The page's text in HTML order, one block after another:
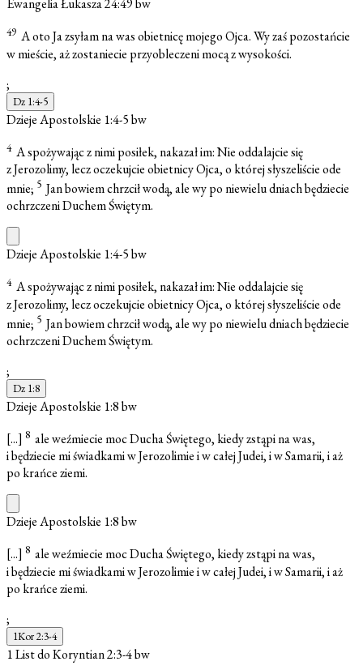
Ewangelia Łukasza 24:49bw
49 A oto Ja zsyłam na was obietnicę mojego Ojca. Wy zaś pozostańcie
w mieście, aż zostaniecie przyobleczeni mocą z wysokości.
;
Dz 1:4-5
Dzieje Apostolskie 1:4-5bw
4 A spożywając z nimi posiłek, nakazał im: Nie oddalajcie się
z Jerozolimy, lecz oczekujcie obietnicy Ojca, o której słyszeliście ode
mnie; 5 Jan bowiem chrzcił wodą, ale wy po niewielu dniach będziecie
ochrzczeni Duchem Świętym.
Dzieje Apostolskie 1:4-5bw
4 A spożywając z nimi posiłek, nakazał im: Nie oddalajcie się
z Jerozolimy, lecz oczekujcie obietnicy Ojca, o której słyszeliście ode
mnie; 5 Jan bowiem chrzcił wodą, ale wy po niewielu dniach będziecie
ochrzczeni Duchem Świętym.
;
Dz 1:8
Dzieje Apostolskie 1:8bw
[...] 8 ale weźmiecie moc Ducha Świętego, kiedy zstąpi na was,
i będziecie mi świadkami w Jerozolimie i w całej Judei, i w Samarii, i aż
po krańce ziemi.
Dzieje Apostolskie 1:8bw
[...] 8 ale weźmiecie moc Ducha Świętego, kiedy zstąpi na was,
i będziecie mi świadkami w Jerozolimie i w całej Judei, i w Samarii, i aż
po krańce ziemi.
;
1Kor 2:3-4
1 List do Koryntian 2:3-4bw